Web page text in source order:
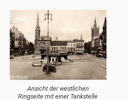
Ansicht der westlichen
Ringseite mit einer Tankstelle